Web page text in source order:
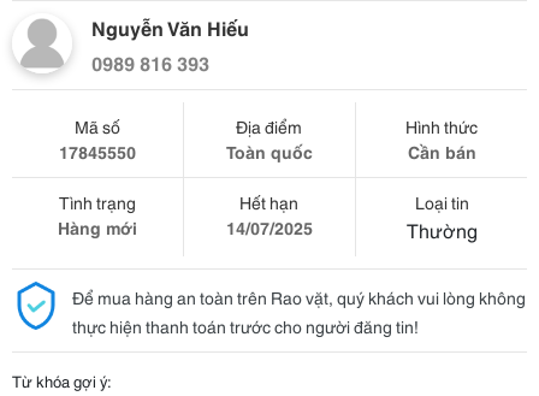
Nguyễn Văn Hiếu
0989 816 393
Mã số
17845550
Địa điểm
Toàn quốc
Hình thức
Cần bán
Tình trạng
Hàng mới
Hết hạn
14/07/2025
Loại tin
Thường
Để mua hàng an toàn trên Rao vặt, quý khách vui lòng không
thực hiện thanh toán trước cho người đăng tin!
Từ khóa gợi ý: